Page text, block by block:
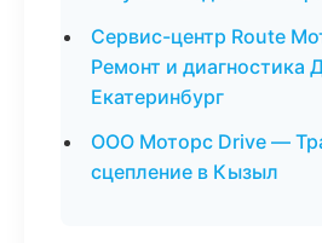
Сервис-центр Route
Ремонт и диагностика
Екатеринбург
ООО Моторс Drive —
сцепление в Кызыл